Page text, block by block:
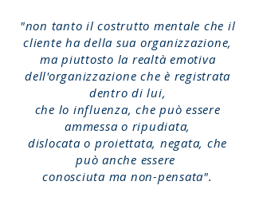
"non tanto il costrutto mentale che il
cliente ha della sua organizzazione,
ma piuttosto la realtà emotiva
dell'organizzazione che è registrata
dentro di lui,
che lo influenza, che può essere
ammessa o ripudiata,
dislocata o proiettata, negata, che
può anche essere
conosciuta ma non-pensata".